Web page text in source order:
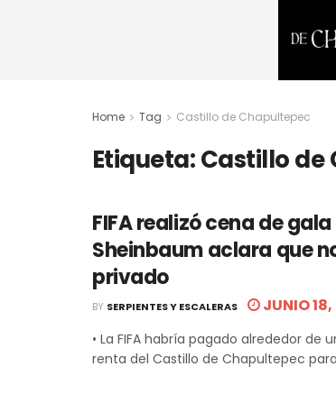
Home Tag Castillo de Chapultepec
Etiqueta:Castillo de
FIFA realizó cena de
Sheinbaum aclara que
privado
BY SERPIENTES Y ESCALERAS JUNIO
• La FIFA habría pagado alrededor de
renta del Castillo de Chapultepec